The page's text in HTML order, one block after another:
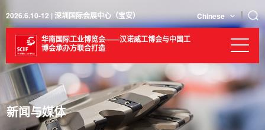
2026.6.10-12 | 深圳国际会展中心（宝安） Chinese
华南国际工业博览会——汉诺威工博会与中国工
博会承办方联合打造
新闻与媒体